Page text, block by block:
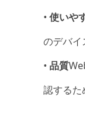
• 使いや
のデバイ
• 品質
認するた